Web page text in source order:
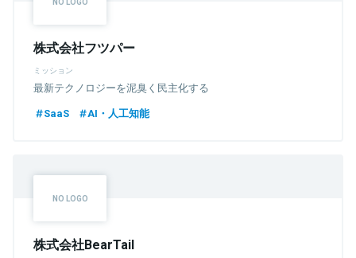
株式会社フツパー
ミッション
最新テクノロジーを泥臭く民主化する
SaaS
AI・人工知能
株式会社BearTail